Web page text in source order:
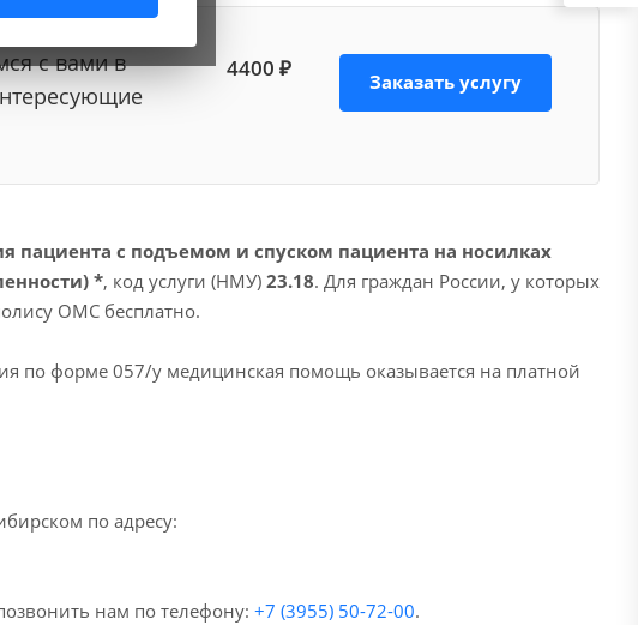
с вами в
4400 ₽ Заказать услугу
пациента с подъемом и спуском пациента на носилках
*, код услуги (НМУ) 23.18. Для граждан России, у которых
ОМС бесплатно.
по форме 057/у медицинская помощь оказывается на платной
по адресу:
нам по телефону: +7 (3955) 50-72-00.